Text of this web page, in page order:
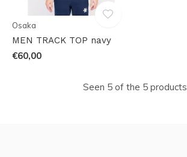
Osaka
MEN TRACK TOP navy
€60,00
Seen 5 of the 5 products